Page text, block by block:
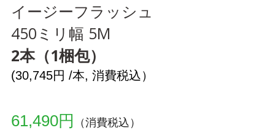
イージーフラッシュ
450ミリ幅 5M
2本（1梱包）
(30,745円 /本, 消費税込）
61,490円 （消費税込）